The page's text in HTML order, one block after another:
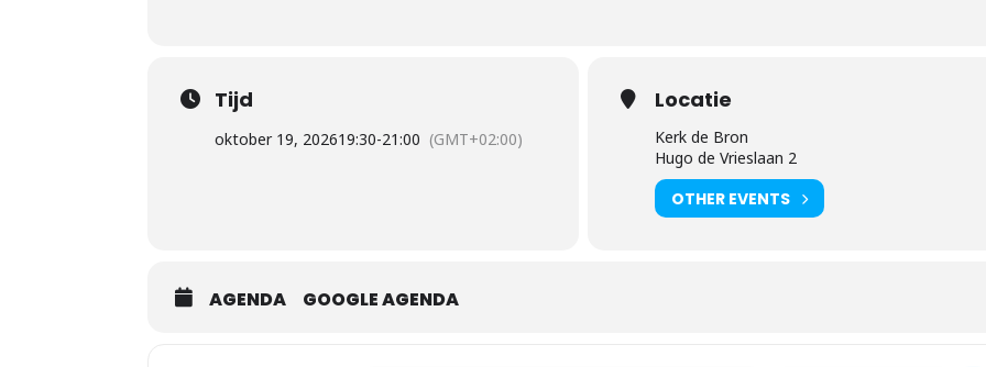
Tijd
oktober 19, 202619:30-21:00 (GMT+02:00)
Locatie
Kerk de Bron
Hugo de Vrieslaan 2
OTHER EVENTS
AGENDA GOOGLE AGENDA